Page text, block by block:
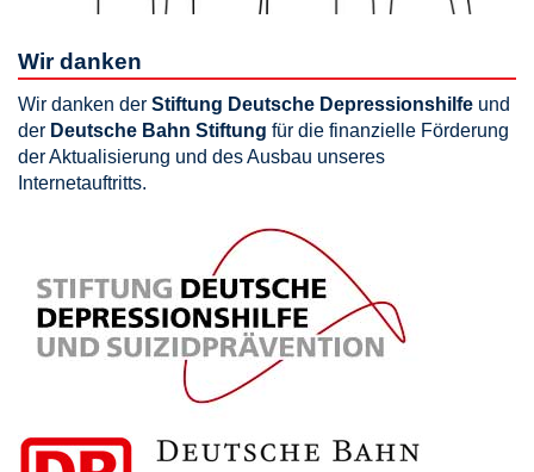
Wir danken
Wir danken der Stiftung Deutsche Depressionshilfe und
der Deutsche Bahn Stiftung für die finanzielle Förderung
der Aktualisierung und des Ausbau unseres
Internetauftritts.